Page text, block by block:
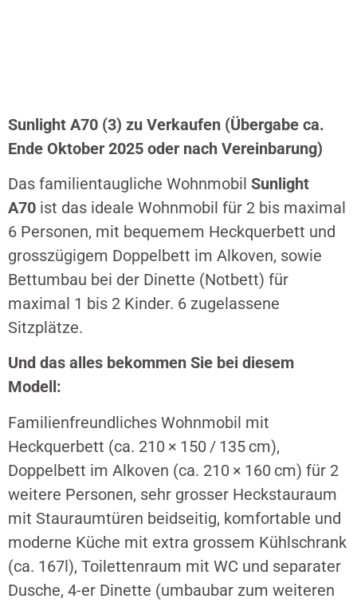
Sunlight A70 (3) zu Verkaufen (Übergabe ca.
Ende Oktober 2025 oder nach Vereinbarung)
Das familientaugliche Wohnmobil Sunlight
A70 ist das ideale Wohnmobil für 2 bis maximal
6 Personen, mit bequemem Heckquerbett und
grosszügigem Doppelbett im Alkoven, sowie
Bettumbau bei der Dinette (Notbett) für
maximal 1 bis 2 Kinder. 6 zugelassene
Sitzplätze.
Und das alles bekommen Sie bei diesem
Modell:
Familienfreundliches Wohnmobil mit
Heckquerbett (ca. 210 × 150 / 135 cm),
Doppelbett im Alkoven (ca. 210 × 160 cm) für 2
weitere Personen, sehr grosser Heckstauraum
mit Stauraumtüren beidseitig, komfortable und
moderne Küche mit extra grossem Kühlschrank
(ca. 167l), Toilettenraum mit WC und separater
Dusche, 4-er Dinette (umbaubar zum weiteren